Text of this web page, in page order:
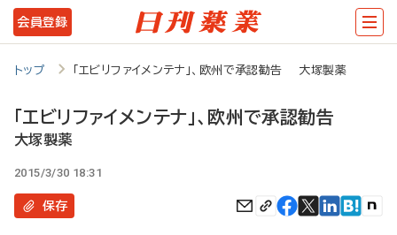
メ
イ
ツ
会員登録
トップ 「エビリファイメンテナ」、欧州で承認勧告 大塚製薬
「エビリファイメンテナ」、欧州で承認勧告
大塚製薬
2015/3/30 18:31
保存